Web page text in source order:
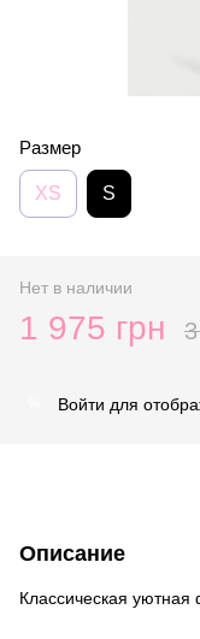
Размер
XS S
Нет в наличии
1 975 грн
Войти для
Описание
Классическая